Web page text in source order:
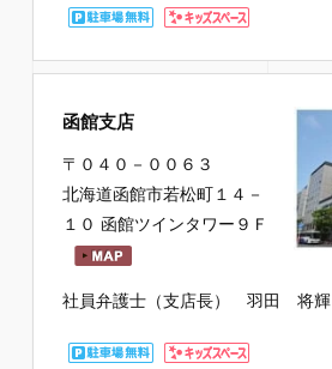
函館支店
〒０４０－００６３
北海道函館市若松町１４－
１０ 函館ツインタワー９Ｆ
社員弁護士（支店長） 羽田 将輝